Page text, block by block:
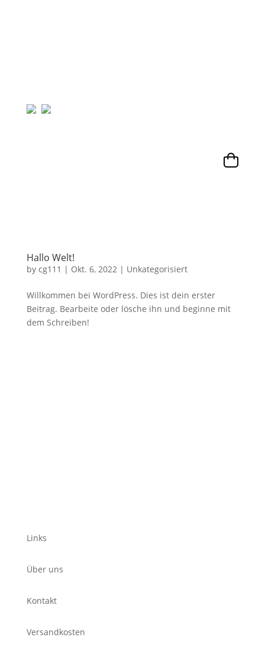
Hallo Welt!
by cg111 | Okt. 6, 2022| Unkategorisiert
Willkommen bei WordPress. Dies ist dein erster
Beitrag. Bearbeite oder lösche ihn und beginne mit
dem Schreiben!
Links
Über uns
Kontakt
Versandkosten